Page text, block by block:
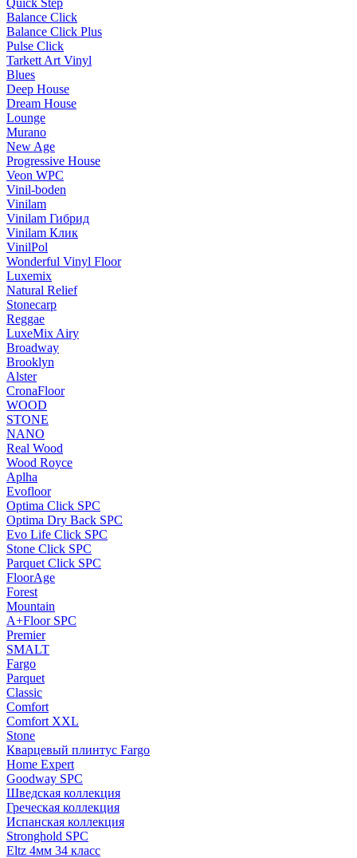
Quick Step
Balance Click
Balance Click Plus
Pulse Click
Tarkett Art Vinyl
Blues
Deep House
Dream House
Lounge
Murano
New Age
Progressive House
Veon WPC
Vinil-boden
Vinilam
Vinilam Гибрид
Vinilam Клик
VinilPol
Wonderful Vinyl Floor
Luxemix
Natural Relief
Stonecarp
Reggae
LuxeMix Airy
Broadway
Brooklyn
Alster
CronaFloor
WOOD
STONE
NANO
Real Wood
Wood Royce
Aplha
Evofloor
Optima Click SPC
Optima Dry Back SPC
Evo Life Click SPC
Stone Click SPC
Parquet Click SPC
FloorAge
Forest
Mountain
A+Floor SPC
Premier
SMALT
Fargo
Parquet
Classic
Comfort
Comfort XXL
Stone
Кварцевый плинтус Fargo
Home Expert
Goodway SPC
Шведская коллекция
Греческая коллекция
Испанская коллекция
Stronghold SPC
Eltz 4мм 34 класс